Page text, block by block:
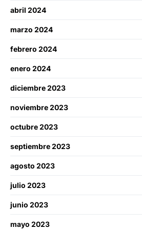
abril 2024
marzo 2024
febrero 2024
enero 2024
diciembre 2023
noviembre 2023
octubre 2023
septiembre 2023
agosto 2023
julio 2023
junio 2023
mayo 2023